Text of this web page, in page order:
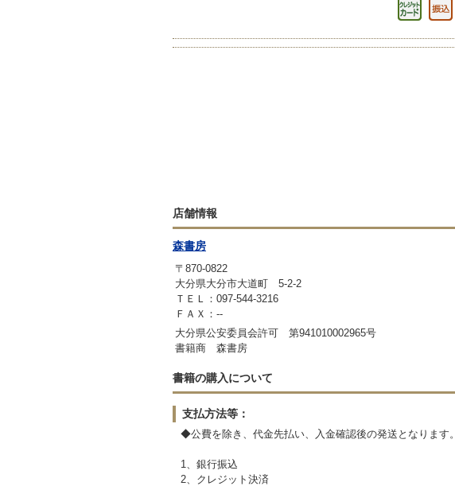
店舗情報
森書房
〒870-0822
大分県大分市大道町 5-2-2
ＴＥＬ：097-544-3216
ＦＡＸ：--
大分県公安委員会許可 第941010002965号
書籍商 森書房
書籍の購入について
支払方法等：
◆公費を除き、代金先払い、入金確認後の発送となります。
1、銀行振込
2、クレジット決済